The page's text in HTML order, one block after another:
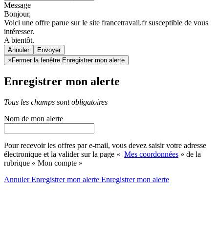
Message
Bonjour,
Voici une offre parue sur le site francetravail.fr susceptible de vous
intéresser.
A bientôt.
Annuler
× Fermer la fenêtre Enregistrer mon alerte
Enregistrer mon alerte
Tous les champs sont obligatoires
Nom de mon alerte
Pour recevoir les offres par e-mail, vous devez saisir votre adresse
électronique et la valider sur la page « Mes coordonnées » de la
rubrique « Mon compte »
AnnulerEnregistrer mon alerte Enregistrermon alerte